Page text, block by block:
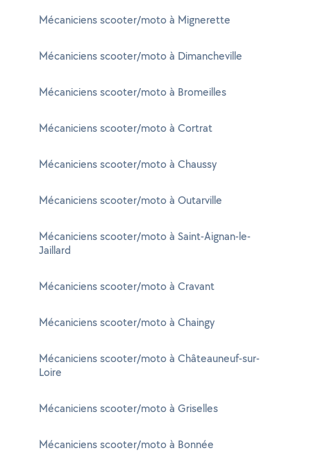
Mécaniciens scooter/moto à Mignerette
Mécaniciens scooter/moto à Dimancheville
Mécaniciens scooter/moto à Bromeilles
Mécaniciens scooter/moto à Cortrat
Mécaniciens scooter/moto à Chaussy
Mécaniciens scooter/moto à Outarville
Mécaniciens scooter/moto à Saint-Aignan-le-
Jaillard
Mécaniciens scooter/moto à Cravant
Mécaniciens scooter/moto à Chaingy
Mécaniciens scooter/moto à Châteauneuf-sur-
Loire
Mécaniciens scooter/moto à Griselles
Mécaniciens scooter/moto à Bonnée